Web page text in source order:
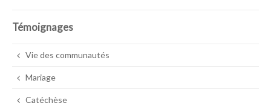
Témoignages
Vie des communautés
Mariage
Catéchèse